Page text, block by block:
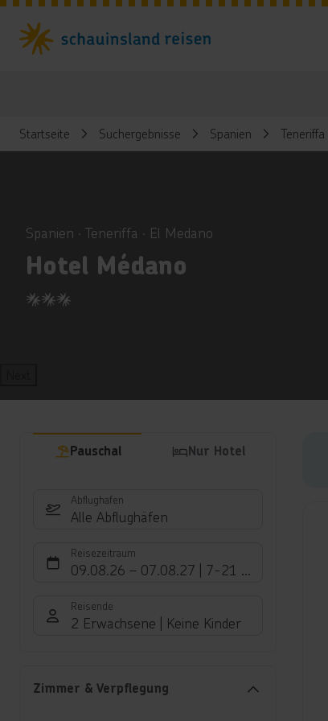
Startseite Suchergebnisse Spanien Teneriffa
Spanien ∙ Teneriffa ∙ El Medano
Hotel Médano
3
Pauschal Nur Hotel
Abflughafen
Alle Abflughäfen
Reisezeitraum
09.08.26 – 07.08.27 7-21 Nächte
Reisende
2 Erwachsene Keine Kinder
Zimmer & Verpflegung